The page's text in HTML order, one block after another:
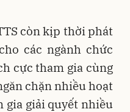
còn kịp thời phát
các ngành chức
cực tham gia cùng
chặn nhiều hoạt
gia giải quyết nhiều